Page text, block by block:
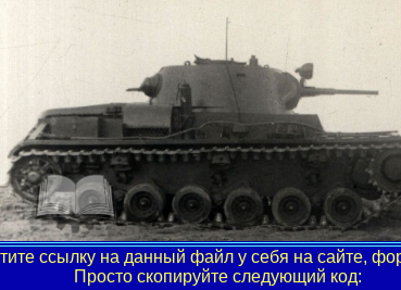
ссылку на данный файл у себя на сайте,
Просто скопируйте следующий код: